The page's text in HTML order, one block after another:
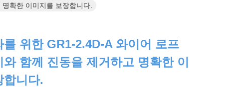
확한 이미지를 보장합니다.
를 위한 GR1-2.4D-A 와이어 로프
함께 진동을 제거하고 명확한 이
합니다.